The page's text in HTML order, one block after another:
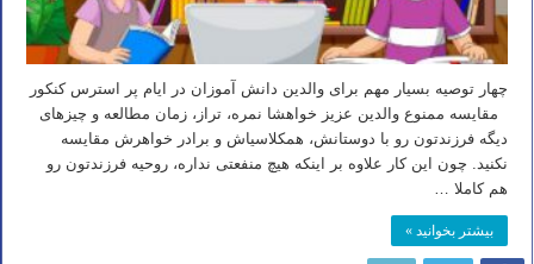
چهار توصیه بسیار مهم برای والدین دانش آموزان در ایام پر استرس کنکور
مقایسه ممنوع والدین عزیز خواهشا نمره، تراز، زمان مطالعه و چیزهای
دیگه فرزندتون رو با دوستانش، همکلاسیاش و برادر خواهرش مقایسه
نکنید. چون این کار علاوه بر اینکه هیچ منفعتی نداره، روحیه فرزندتون رو
هم کاملا …
بیشتر بخوانید »